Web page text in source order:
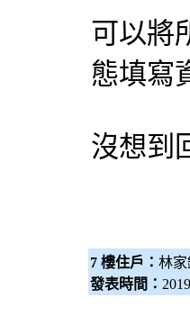
可以將
態填寫
沒想到
7 樓住戶： 林家
發表時間：